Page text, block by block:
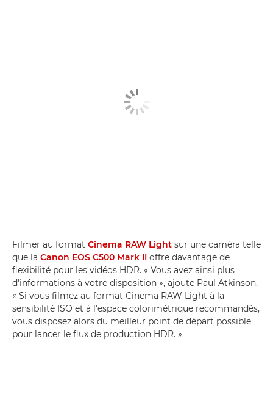
Filmer au format Cinema RAW Light sur une caméra telle
que la Canon EOS C500 Mark II offre davantage de
flexibilité pour les vidéos HDR. « Vous avez ainsi plus
d'informations à votre disposition », ajoute Paul Atkinson.
« Si vous filmez au format Cinema RAW Light à la
sensibilité ISO et à l'espace colorimétrique recommandés,
vous disposez alors du meilleur point de départ possible
pour lancer le flux de production HDR. »